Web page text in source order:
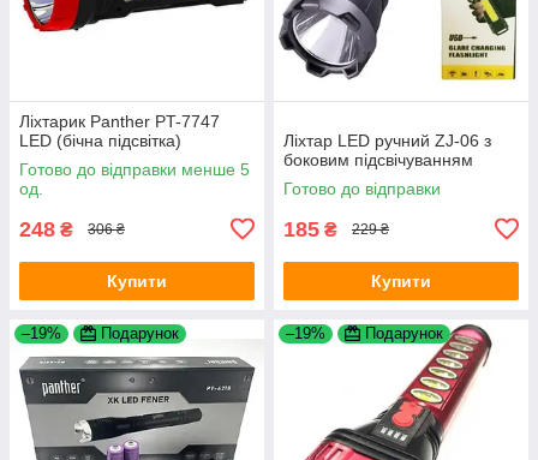
Ліхтарик Panther PT-7747
LED (бічна підсвітка)
Готово до відправки менше 5
од.
248 ₴ 306 ₴
Купити
Ліхтар LED ручний ZJ-06 з
боковим підсвічуванням
Готово до відправки
185 ₴ 229 ₴
Купити
–19% Подарунок –19% Подарунок